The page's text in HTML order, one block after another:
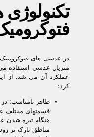
تکنولوژی
در عدسی های فتوکرومیک
متریال عدسی استفاده
عملکرد آن می شد. از
کرد:
ظاهر نامناسب:
قسمتهای مختلف
هنگام تیره شدن
مناطق نازک تر